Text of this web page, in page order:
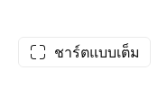
ชาร์ตแบบเต็ม